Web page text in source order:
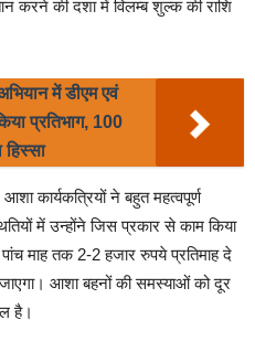
करने की दशा में विलम्ब शुल्क की राशि
में डीएम एवं
प्रतिभाग, 100
कार्यकत्रियों ने बहुत महत्वपूर्ण
में उन्होंने जिस प्रकार से काम किया
माह तक 2-2 हजार रुपये प्रतिमाह दे
आशा बहनों की समस्याओं को दूर
है।